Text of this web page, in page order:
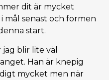
dit är mycket
senast och formen
start.
jag blir lite väl
Han är knepig
mycket men när